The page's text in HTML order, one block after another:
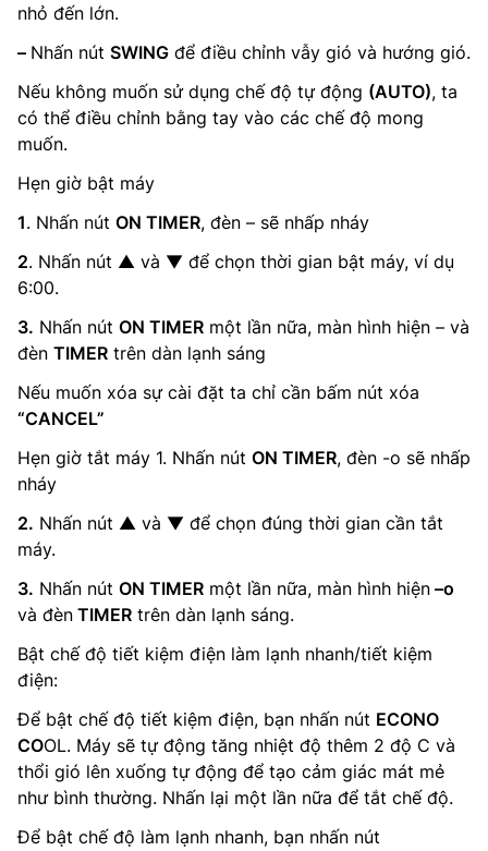
nhỏ đến lớn.
– Nhấn nút SWING để điều chỉnh vẫy gió và hướng gió.
Nếu không muốn sử dụng chế độ tự động (AUTO), ta
có thể điều chỉnh bằng tay vào các chế độ mong
muốn.
Hẹn giờ bật máy
1. Nhấn nút ON TIMER, đèn – sẽ nhấp nháy
2. Nhấn nút ▲ và ▼ để chọn thời gian bật máy, ví dụ
6:00.
3. Nhấn nút ON TIMER một lần nữa, màn hình hiện – và
đèn TIMER trên dàn lạnh sáng
Nếu muốn xóa sự cài đặt ta chỉ cần bấm nút xóa
“CANCEL”
Hẹn giờ tắt máy 1. Nhấn nút ON TIMER, đèn -o sẽ nhấp
nháy
2. Nhấn nút ▲ và ▼ để chọn đúng thời gian cần tắt
máy.
3. Nhấn nút ON TIMER một lần nữa, màn hình hiện –o
và đèn TIMER trên dàn lạnh sáng.
Bật chế độ tiết kiệm điện làm lạnh nhanh/tiết kiệm
điện:
Để bật chế độ tiết kiệm điện, bạn nhấn nút ECONO
COOL. Máy sẽ tự động tăng nhiệt độ thêm 2 độ C và
thổi gió lên xuống tự động để tạo cảm giác mát mẻ
như bình thường. Nhấn lại một lần nữa để tắt chế độ.
Để bật chế độ làm lạnh nhanh, bạn nhấn nút